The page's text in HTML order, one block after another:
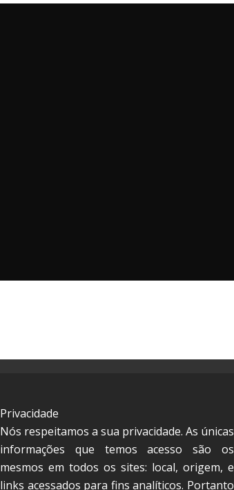
Privacidade
Nós respeitamos a sua privacidade. As únicas
informações que temos acesso são os
mesmos em todos os sites: local, origem, e
links acessados para fins analíticos. Portanto